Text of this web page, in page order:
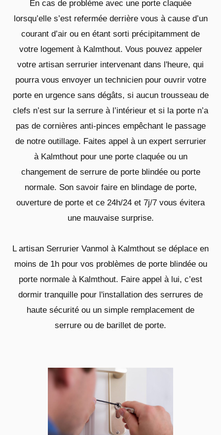
En cas de problème avec une porte claquée
lorsqu’elle s’est refermée derrière vous à cause d’un
courant d’air ou en étant sorti précipitamment de
votre logement à Kalmthout. Vous pouvez appeler
votre artisan serrurier intervenant dans l'heure, qui
pourra vous envoyer un technicien pour ouvrir votre
porte en urgence sans dégâts, si aucun trousseau de
clefs n’est sur la serrure à l’intérieur et si la porte n’a
pas de cornières anti-pinces empêchant le passage
de notre outillage. Faites appel à un expert serrurier
à Kalmthout pour une porte claquée ou un
changement de serrure de porte blindée ou porte
normale. Son savoir faire en blindage de porte,
ouverture de porte et ce 24h/24 et 7j/7 vous évitera
une mauvaise surprise.
L artisan Serrurier Vanmol à Kalmthout se déplace en
moins de 1h pour vos problèmes de porte blindée ou
porte normale à Kalmthout. Faire appel à lui, c’est
dormir tranquille pour l'installation des serrures de
haute sécurité ou un simple remplacement de
serrure ou de barillet de porte.